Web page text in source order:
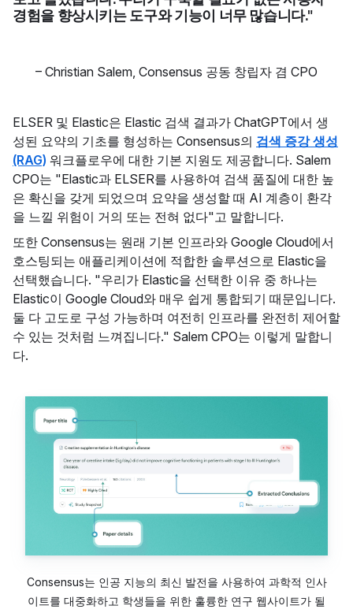
경험을 향상시키는 도구와 기능이 너무 많습니다."
– Christian Salem, Consensus 공동 창립자 겸 CPO
ELSER 및 Elastic은 Elastic 검색 결과가 ChatGPT에서 생
성된 요약의 기초를 형성하는 Consensus의 검색 증강 생성
(RAG) 워크플로우에 대한 기본 지원도 제공합니다. Salem
CPO는 "Elastic과 ELSER를 사용하여 검색 품질에 대한 높
은 확신을 갖게 되었으며 요약을 생성할 때 AI 계층이 환각
을 느낄 위험이 거의 또는 전혀 없다"고 말합니다.
또한 Consensus는 원래 기본 인프라와 Google Cloud에서
호스팅되는 애플리케이션에 적합한 솔루션으로 Elastic을
선택했습니다. "우리가 Elastic을 선택한 이유 중 하나는
Elastic이 Google Cloud와 매우 쉽게 통합되기 때문입니다.
둘 다 고도로 구성 가능하며 여전히 인프라를 완전히 제어할
수 있는 것처럼 느껴집니다." Salem CPO는 이렇게 말합니
다.
Consensus는 인공 지능의 최신 발전을 사용하여 과학적 인사
이트를 대중화하고 학생들을 위한 훌륭한 연구 웹사이트가 될